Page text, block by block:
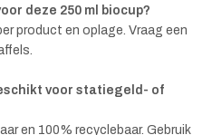
deze 250 ml biocup?
product en oplage. Vraag een
voor statiegeld- of
en 100% recyclebaar. Gebruik